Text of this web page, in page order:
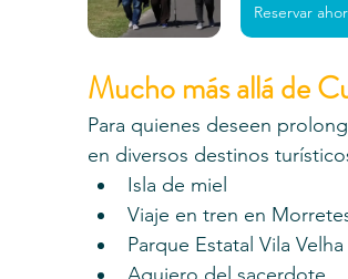
Reservar
Mucho más allá de
Para quienes deseen
en diversos destinos
Isla de miel
Viaje en tren en
Parque Estatal Vila Velha
Agujero del sacerdote